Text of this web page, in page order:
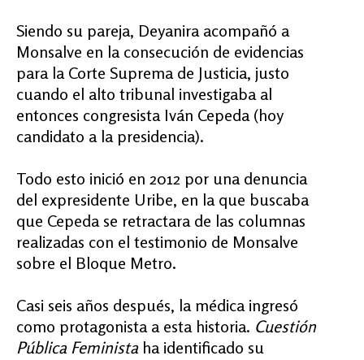
Siendo su pareja, Deyanira acompañó a
Monsalve en la consecución de evidencias
para la Corte Suprema de Justicia, justo
cuando el alto tribunal investigaba al
entonces congresista Iván Cepeda (hoy
candidato a la presidencia).
Todo esto inició en 2012 por una denuncia
del expresidente Uribe, en la que buscaba
que Cepeda se retractara de las columnas
realizadas con el testimonio de Monsalve
sobre el Bloque Metro.
Casi seis años después, la médica ingresó
como protagonista a esta historia. Cuestión
Pública Feminista ha identificado su